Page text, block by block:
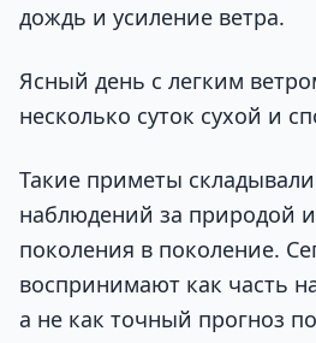
дождь и усиление ветра.
Ясный день с легким
несколько суток сухой и
Такие приметы
наблюдений за природой
поколения в поколение.
воспринимают как часть
а не как точный прогноз